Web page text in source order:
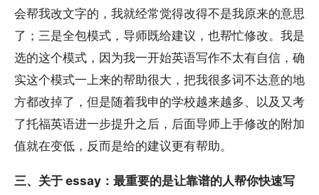
会帮我改文字的，我就经常觉得改得不是我原来的意思
了；三是全包模式，导师既给建议，也帮忙修改。我是
选的这个模式，因为我一开始英语写作不太有自信，确
实这个模式一上来的帮助很大，把我很多词不达意的地
方都改掉了，但是随着我申的学校越来越多、以及又考
了托福英语进一步提升之后，后面导师上手修改的附加
值就在变低，反而是给的建议更有帮助。
三、关于 essay：最重要的是让靠谱的人帮你快速写